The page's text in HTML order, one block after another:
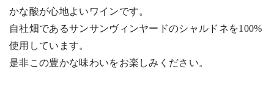
かな酸が心地よいワインです。
自社畑であるサンサンヴィンヤードのシャルドネを100%
使用しています。
是非この豊かな味わいをお楽しみください。